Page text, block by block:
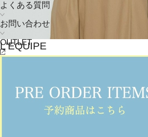
よくある質問
お問い合わせ
OUTLET
L'EQUIPE
ニット(にっと) /